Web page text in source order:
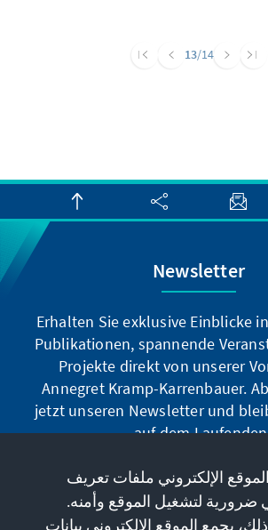
13/14
Newsletter
Erhalten Sie exklusive Einblicke
Publikationen, spannende
Projekte direkt von unserer
Annegret Kramp-Karrenbauer.
jetzt unseren Newsletter und
auf dem Laufenden.
Jetzt abonnieren
الإلكتروني ملفات تعريف
ضرورية لتشغيل الموقع وأمنه.
يجمع الموقع الإلكتروني بيانات